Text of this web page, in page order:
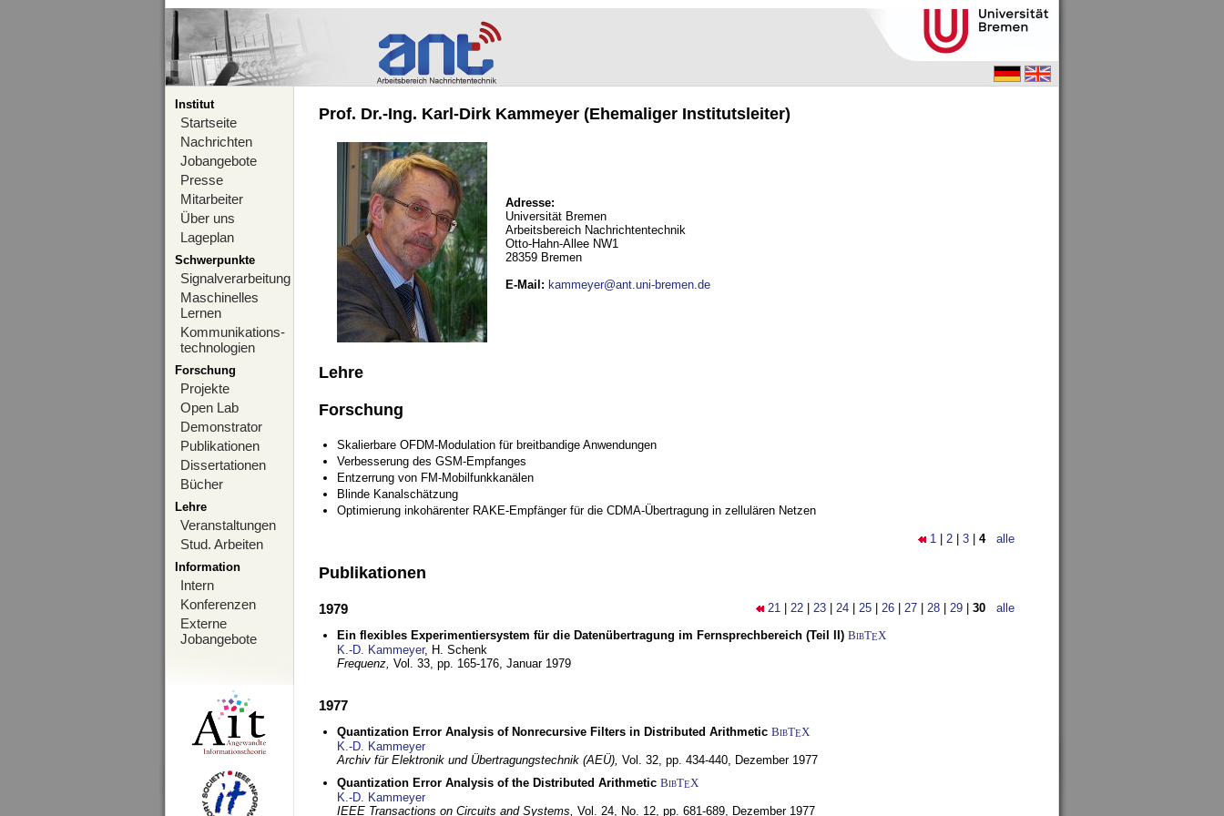
Institut
Startseite
Nachrichten
Jobangebote
Presse
Mitarbeiter
Über uns
Lageplan
Schwerpunkte
Signalverarbeitung
Maschinelles
Lernen
Kommunikations-
technologien
Forschung
Projekte
Open Lab
Demonstrator
Publikationen
Dissertationen
Bücher
Lehre
Veranstaltungen
Stud. Arbeiten
Information
Intern
Konferenzen
Externe
Jobangebote
Prof. Dr.-Ing. Karl-Dirk Kammeyer (Ehemaliger Institutsleiter)
Adresse:
Universität Bremen
Arbeitsbereich Nachrichtentechnik
Otto-Hahn-Allee NW1
28359 Bremen
E-Mail : kammeyer@ant.uni-bremen.de
Lehre
Forschung
Skalierbare OFDM-Modulation für breitbandige Anwendungen
Verbesserung des GSM-Empfanges
Entzerrung von FM-Mobilfunkkanälen
Blinde Kanalschätzung
Optimierung inkohärenter RAKE-Empfänger für die CDMA-Übertragung in zellulären Netzen
1 2 3 4 alle
Publikationen
21 22 23 24 25 26 27 28 29 30 alle
1979
Ein flexibles Experimentiersystem für die Datenübertragung im Fernsprechbereich (Teil II) BibTEX
K.-D. Kammeyer, H. Schenk
Frequenz, Vol. 33, pp. 165-176, Januar 1979
1977
Quantization Error Analysis of Nonrecursive Filters in Distributed Arithmetic BibTEX
K.-D. Kammeyer
Archiv für Elektronik und Übertragungstechnik (AEÜ), Vol. 32, pp. 434-440, Dezember 1977
Quantization Error Analysis of the Distributed Arithmetic BibTEX
K.-D. Kammeyer
IEEE Transactions on Circuits and Systems, Vol. 24, No. 12, pp. 681-689, Dezember 1977